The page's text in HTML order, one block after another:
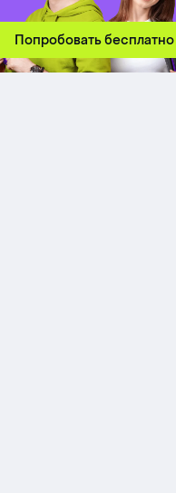
Попробовать бесплатно